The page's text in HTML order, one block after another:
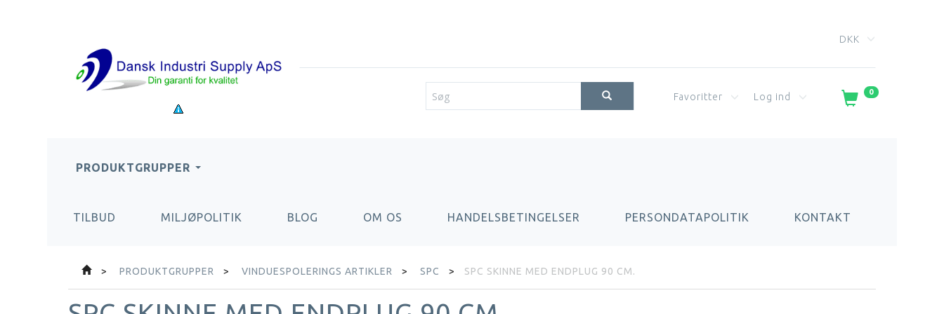
DKK
0
Favoritter Log ind
PRODUKTGRUPPER
TILBUD MILJØPOLITIK BLOG OM OS HANDELSBETINGELSER PERSONDATAPOLITIK KONTAKT
PRODUKTGRUPPER VINDUESPOLERINGS ARTIKLER SPC SPC SKINNE MED ENDPLUG 90 CM.